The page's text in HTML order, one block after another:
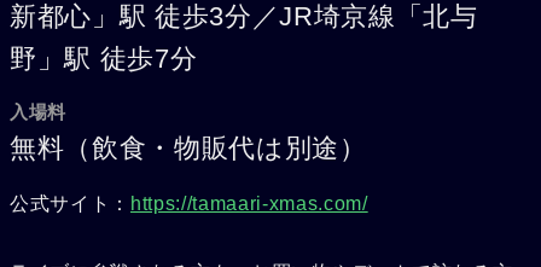
新都心」駅 徒歩3分／JR埼京線「北与
野」駅 徒歩7分
入場料
無料（飲食・物販代は別途）
公式サイト： https://tamaari-xmas.com/